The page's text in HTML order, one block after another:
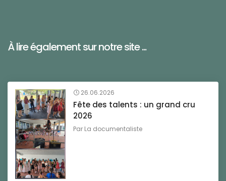
À lire également sur notre site ...
26.06.2026
Fête des talents : un grand cru
2026
Par La documentaliste